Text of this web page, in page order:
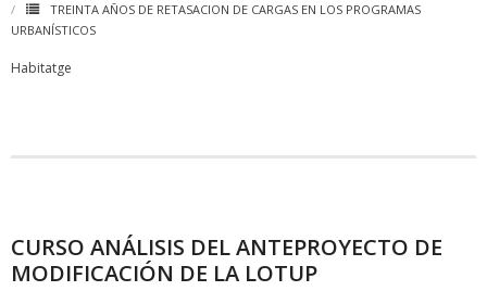
TREINTA AÑOS DE RETASACION DE CARGAS EN LOS PROGRAMAS
URBANÍSTICOS
Habitatge
CURSO ANÁLISIS DEL ANTEPROYECTO DE
MODIFICACIÓN DE LA LOTUP